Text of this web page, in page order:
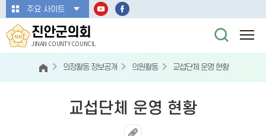
본문바로가기
주요 사이트
진안군의회
JINAN COUNTY COUNCIL
의정활동 정보공개 의원활동 교섭단체 운영 현황
교섭단체 운영 현황